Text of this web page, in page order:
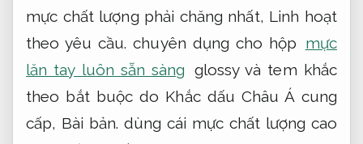
mực chất lượng phải chăng nhất, Linh hoạt
theo yêu cầu. chuyên dụng cho hộp mực
lăn tay luôn sẵn sàng glossy và tem khắc
theo bắt buộc do Khắc dấu Châu Á cung
cấp, Bài bản. dùng cái mực chất lượng cao